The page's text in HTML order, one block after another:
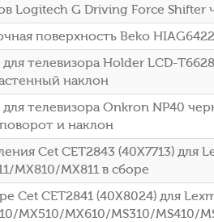
Logitech G Driving Force Shifter
поверхность Beko
телевизора Holder LCD-
наклон
телевизора Onkron NP40
и наклон
Cet CET2843 (40X7713) для
MX810/MX811 в сборе
Cet CET2841 (40X8024) для
MX510/MX610/MS310/MS410/